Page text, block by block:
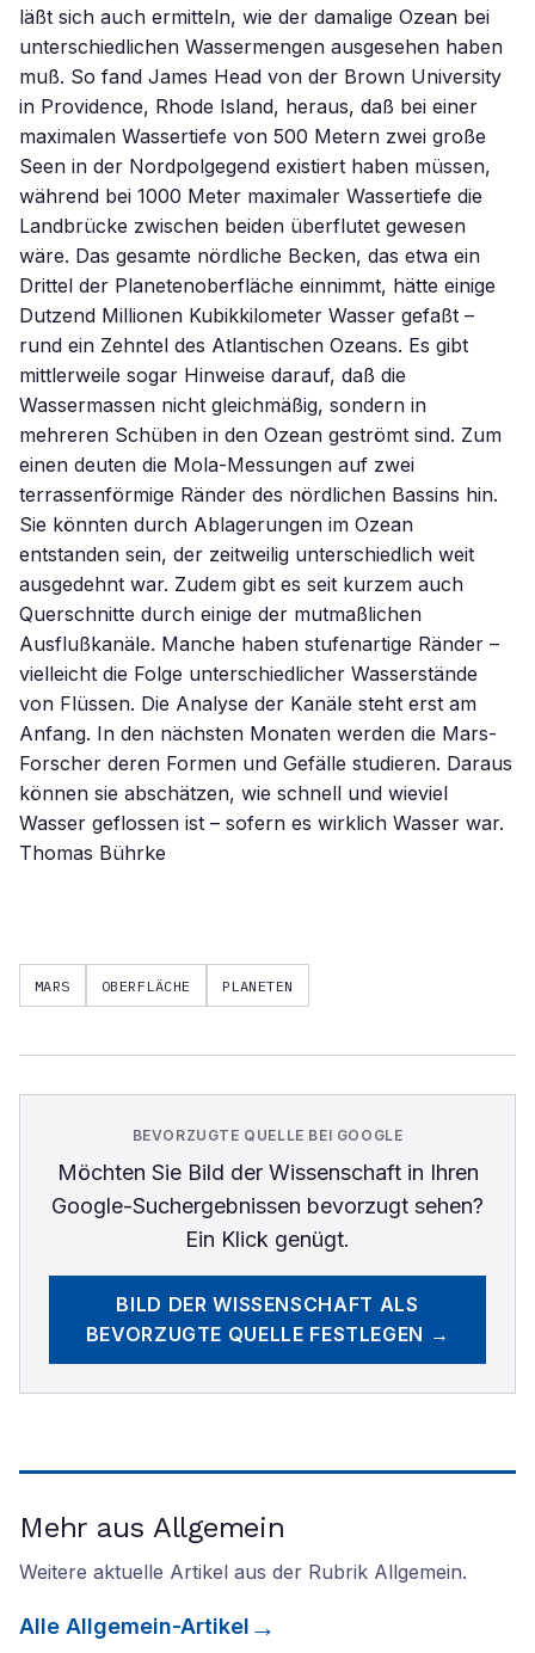
läßt sich auch ermitteln, wie der damalige Ozean bei
unterschiedlichen Wassermengen ausgesehen haben
muß. So fand James Head von der Brown University
in Providence, Rhode Island, heraus, daß bei einer
maximalen Wassertiefe von 500 Metern zwei große
Seen in der Nordpolgegend existiert haben müssen,
während bei 1000 Meter maximaler Wassertiefe die
Landbrücke zwischen beiden überflutet gewesen
wäre. Das gesamte nördliche Becken, das etwa ein
Drittel der Planetenoberfläche einnimmt, hätte einige
Dutzend Millionen Kubikkilometer Wasser gefaßt –
rund ein Zehntel des Atlantischen Ozeans. Es gibt
mittlerweile sogar Hinweise darauf, daß die
Wassermassen nicht gleichmäßig, sondern in
mehreren Schüben in den Ozean geströmt sind. Zum
einen deuten die Mola-Messungen auf zwei
terrassenförmige Ränder des nördlichen Bassins hin.
Sie könnten durch Ablagerungen im Ozean
entstanden sein, der zeitweilig unterschiedlich weit
ausgedehnt war. Zudem gibt es seit kurzem auch
Querschnitte durch einige der mutmaßlichen
Ausflußkanäle. Manche haben stufenartige Ränder –
vielleicht die Folge unterschiedlicher Wasserstände
von Flüssen. Die Analyse der Kanäle steht erst am
Anfang. In den nächsten Monaten werden die Mars-
Forscher deren Formen und Gefälle studieren. Daraus
können sie abschätzen, wie schnell und wieviel
Wasser geflossen ist – sofern es wirklich Wasser war.
Thomas Bührke
MARS OBERFLÄCHE PLANETEN
BEVORZUGTE QUELLE BEI GOOGLE
Möchten Sie Bild der Wissenschaftin Ihren
Google-Suchergebnissen bevorzugt sehen?
Ein Klick genügt.
BILD DER WISSENSCHAFT ALS
BEVORZUGTE QUELLE FESTLEGEN →
Mehr aus Allgemein
Weitere aktuelle Artikel aus der Rubrik Allgemein.
Alle Allgemein-Artikel